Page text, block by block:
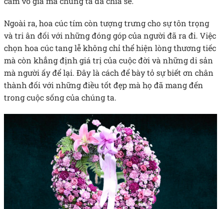
Ngoài ra, hoa cúc tím còn tượng trưng cho sự tôn trọng
và tri ân đối với những đóng góp của người đã ra đi. Việc
chọn hoa cúc tang lễ không chỉ thể hiện lòng thương tiếc
mà còn khẳng định giá trị của cuộc đời và những di sản
mà người ấy để lại. Đây là cách để bày tỏ sự biết ơn chân
thành đối với những điều tốt đẹp mà họ đã mang đến
trong cuộc sống của chúng ta.